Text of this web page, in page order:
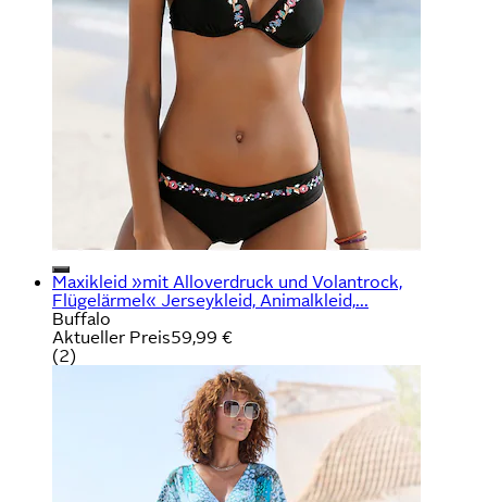
Maxikleid »mit Alloverdruck und Volantrock,
Flügelärmel« Jerseykleid, Animalkleid,...
Buffalo
Aktueller Preis59,99 €
(2)